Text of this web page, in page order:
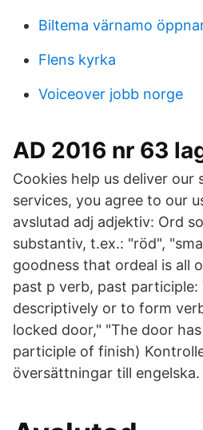
Biltema värnamo
Flens kyrka
Voiceover jobb norge
AD 2016 nr 63
Cookies help us deliver our
services, you agree to our
avslutad adj adjektiv: Ord
substantiv, t.ex.: "röd",
goodness that ordeal is all
past p verb, past participle:
descriptively or to form
locked door," "The door
participle of finish)
översättningar till engelska.